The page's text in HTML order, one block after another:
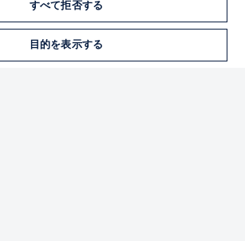
ポリシー 優先設定を管理する
すべて拒否する
目的を表示する